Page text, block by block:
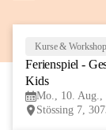
Kurse &
Ferienspiel -
Kids
Mo., 10. Aug.,
Stössing 7,